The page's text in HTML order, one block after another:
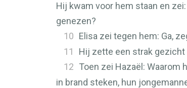
Hij kwam voor hem staan en
genezen?
10 Elisa zei tegen hem: Ga,
11
Hij zette een strak gezicht
12 Toen zei Hazaël: Waarom
in brand steken, hun